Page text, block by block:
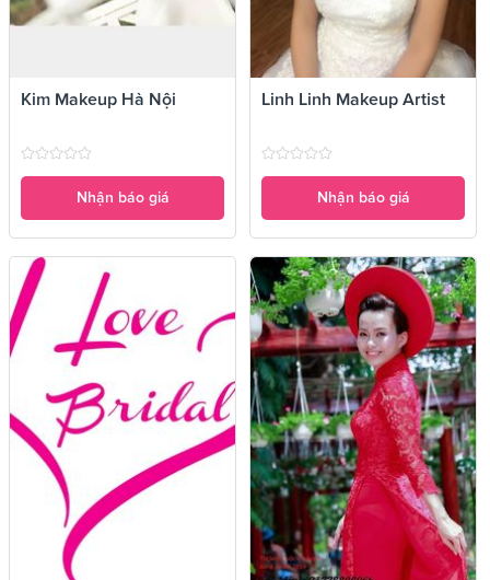
Kim Makeup Hà Nội
Nhận báo giá
Linh Linh Makeup Artist
Nhận báo giá